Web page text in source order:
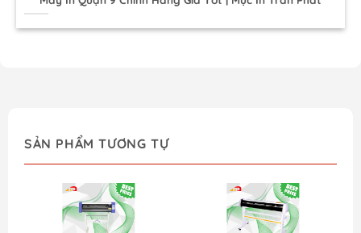
SẢN PHẨM TƯƠNG TỰ